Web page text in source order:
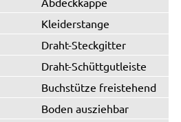
Kleiderstange
Draht-Steckgitter
Draht-Schüttgutleiste
Buchstütze freistehend
Boden ausziehbar